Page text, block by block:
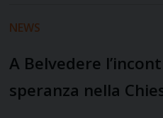
NEWS
A Belvedere
speranza nella